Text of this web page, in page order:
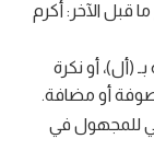
الآخر: أكرم
(أل)، أو نكرة
أو مضافة.
للمجهول في